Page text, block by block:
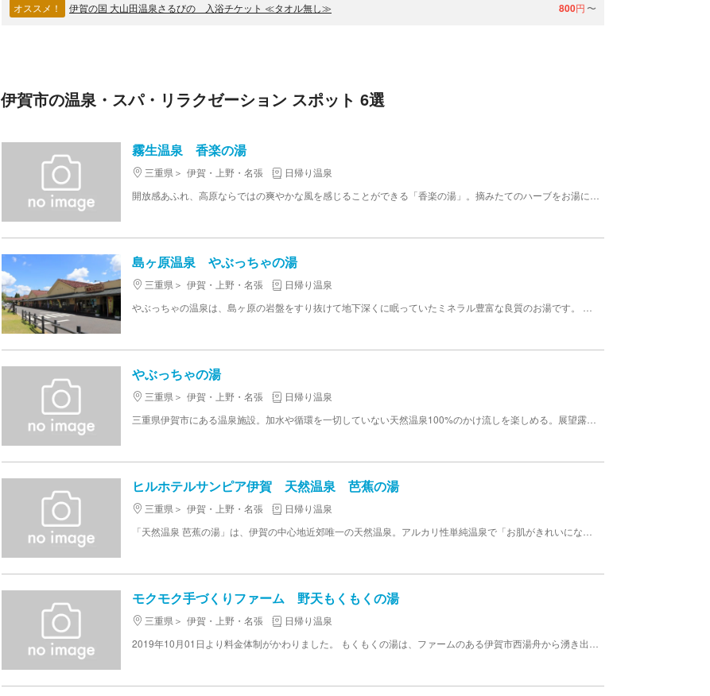
オススメ！ 伊賀の国 大山田温泉さるびの 入浴チケット ≪タオル無し≫ 800円 〜
伊賀市の温泉・スパ・リラクゼーション スポット 6選
霧生温泉 香楽の湯
三重県 伊賀・上野・名張
日帰り温泉
島ヶ原温泉 やぶっちゃの湯
三重県 伊賀・上野・名張
日帰り温泉
やぶっちゃの湯
三重県 伊賀・上野・名張
日帰り温泉
ヒルホテルサンピア伊賀 天然温泉 芭蕉の湯
三重県 伊賀・上野・名張
日帰り温泉
モクモク手づくりファーム 野天もくもくの湯
三重県 伊賀・上野・名張
日帰り温泉